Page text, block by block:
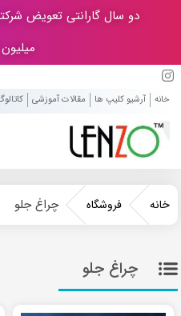
دو سال گارانتی تعویض
خانه آرشیو کلیپ ها مقالات آموزشی
خانه فروشگاه چراغ جلو
چراغ جلو